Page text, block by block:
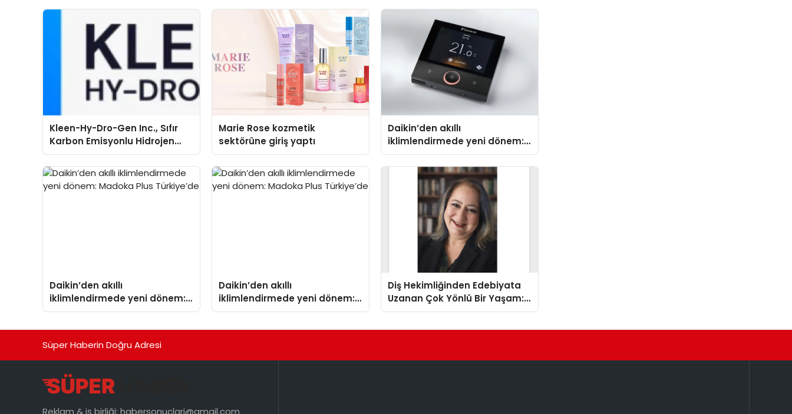
Kleen-Hy-Dro-Gen Inc., Sıfır
Karbon Emisyonlu Hidrojen
Isıtma Teknolojisinde ISO ve
TSSA Düzenleyici Onaylarını
Aldı
Marie Rose kozmetik
sektörüne giriş yaptı
Daikin’den akıllı
iklimlendirmede yeni dönem:
Madoka Plus Türkiye’de
Daikin’den akıllı
iklimlendirmede yeni dönem:
Madoka Plus Türkiye’de
Daikin’den akıllı
iklimlendirmede yeni dönem:
Madoka Plus Türkiye’de
Diş Hekimliğinden Edebiyata
Uzanan Çok Yönlü Bir Yaşam:
Yeşim Şahin Yaman
Süper Haberin Doğru Adresi
Reklam & iş birliği: habersonuclari@gmail.com